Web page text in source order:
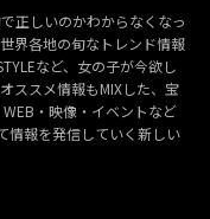
正しいのかわからなくなっ
界各地の旬なトレンド情報
など、女の子が今欲し
ススメ情報もMIXした、宝
・映像・イベントなど
情報を発信していく新しい